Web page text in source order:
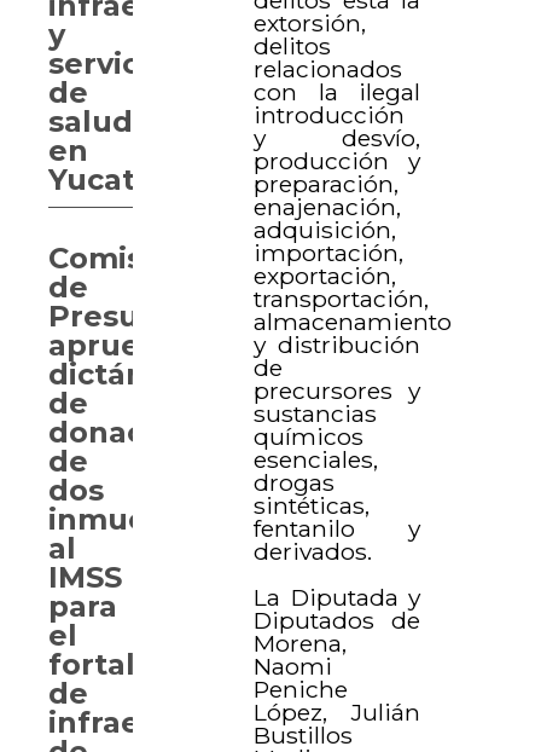
extorsión,
delitos
relacionados
con la ilegal
introducción
y desvío,
producción y
preparación,
enajenación,
adquisición,
importación,
exportación,
transportación,
almacenamiento
y distribución
de
precursores y
sustancias
químicos
esenciales,
drogas
sintéticas,
fentanilo y
derivados.
La Diputada y
Diputados de
Morena,
Naomi
Peniche
López, Julián
Bustillos
y
servicios
de
salud
en
Yucatán
Comisión
de
Presupuesto
aprueba
dictámenes
de
donación
de
dos
inmuebles
al
IMSS
para
el
fortalecimiento
de
infraestructura